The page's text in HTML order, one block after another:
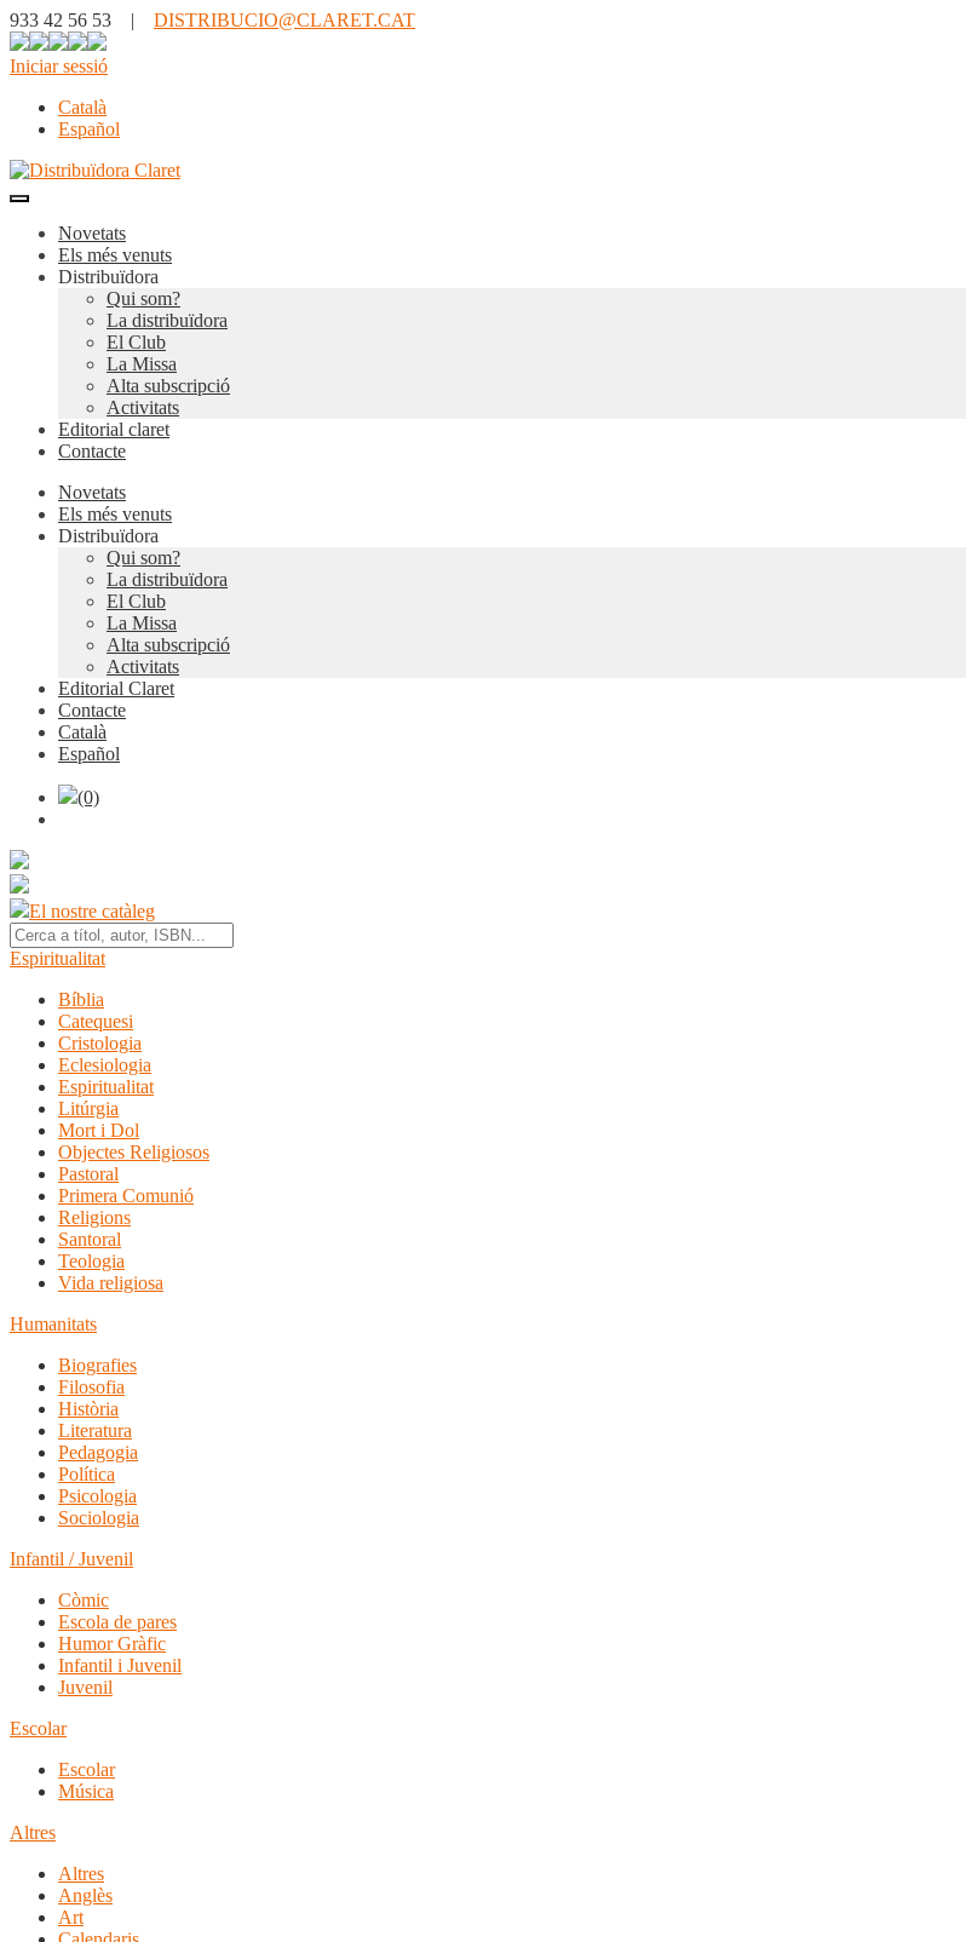
933 42 56 53 | DISTRIBUCIO@CLARET.CAT
Iniciar sessió
Català
Español
Novetats
Els més venuts
Distribuïdora
Qui som?
La distribuïdora
El Club
La Missa
Alta subscripció
Activitats
Editorial claret
Contacte
Novetats
Els més venuts
Distribuïdora
Qui som?
La distribuïdora
El Club
La Missa
Alta subscripció
Activitats
Editorial Claret
Contacte
Català
Español
(0)
El nostre catàleg
Espiritualitat
Bíblia
Catequesi
Cristologia
Eclesiologia
Espiritualitat
Litúrgia
Mort i Dol
Objectes Religiosos
Pastoral
Primera Comunió
Religions
Santoral
Teologia
Vida religiosa
Humanitats
Biografies
Filosofia
Història
Literatura
Pedagogia
Política
Psicologia
Sociologia
Infantil / Juvenil
Còmic
Escola de pares
Humor Gràfic
Infantil i Juvenil
Juvenil
Escolar
Escolar
Música
Altres
Altres
Anglès
Art